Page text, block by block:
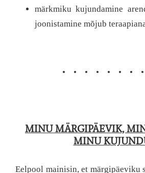
märkmiku kujundamine
joonistamine mõjub
• • • • • • •
MINU MÄRGIPÄEVIK,
MINU
Eelpool mainisin, et märgipäeviku